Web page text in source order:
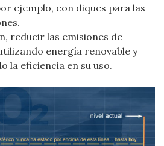
ejemplo, con diques para las
reducir las emisiones de
energía renovable y
la eficiencia en su uso.